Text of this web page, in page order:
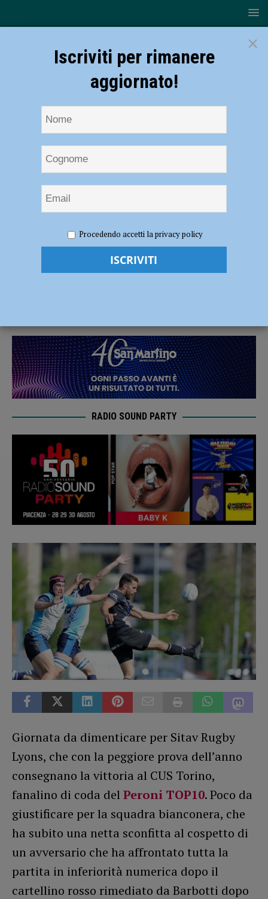
per i Lyons: Torino vince 30-14
Rugby, Top10 – Giornata da dimenticare
RADIO SOUND PARTY
Giornata da dimenticare per Sitav Rugby
Lyons, che con la peggiore prova dell’anno
consegnano la vittoria al CUS Torino,
fanalino di coda del Peroni TOP10. Poco da
giustificare per la squadra bianconera, che
ha subito una netta sconfitta al cospetto di
un avversario che ha affrontato tutta la
partita in inferiorità numerica dopo il
cartellino rosso rimediato da Barbotti dopo
×
Iscriviti per rimanere
aggiornato!
Procedendo accetti la privacy policy